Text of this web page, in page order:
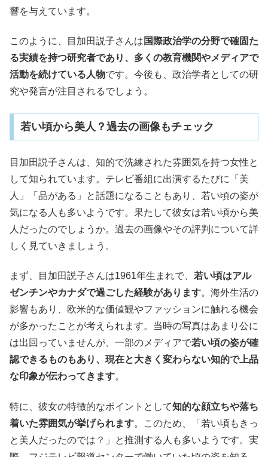
響を与えています。
このように、目加田説子さんは 国際政治学の分野で確固た
る実績を持つ研究者であり、多くの教育機関やメディアで
活動を続けている人物です。今後も、政治学者としての研
究や発言が注目されるでしょう。
若い頃から美人？過去の画像もチェック
目加田説子さんは、知的で洗練された雰囲気を持つ女性と
して知られています。テレビ番組に出演するたびに「美
人」「品がある」と話題になることもあり、若い頃の姿が
気になる人も多いようです。果たして彼女は若い頃から美
人だったのでしょうか。過去の画像やその評判について詳
しく見ていきましょう。
まず、目加田説子さんは1961年生まれで、 若い頃はアル
ゼンチンやカナダで過ごした経験があります。海外生活の
影響もあり、欧米的な価値観やファッションに触れる機会
が多かったことが考えられます。当時の写真はあまり公に
は出回っていませんが、一部のメディアで若い頃の姿が確
認できるものもあり、現在と大きく変わらない知的で上品
な印象が伝わってきます。
特に、彼女の特徴的なポイントとして知的な顔立ちや落ち
着いた雰囲気が挙げられます。このため、「若い頃もきっ
と美人だったのでは？」と推測する人も多いようです。実